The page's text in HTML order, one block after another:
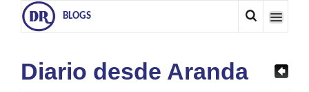
BLOGS
Diario desde Aranda